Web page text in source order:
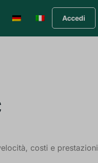
Accedi
costi e prestazioni